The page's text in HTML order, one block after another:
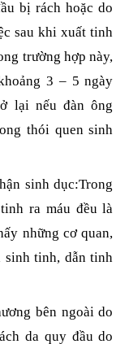
bị rách hoặc do
sau khi xuất tinh
trường hợp này,
3 – 5 ngày
lại nếu đàn ông
thói quen sinh
sinh dục:Trong
ra máu đều là
những cơ quan,
sinh tinh, dẫn tinh
bên ngoài do
da quy đầu do